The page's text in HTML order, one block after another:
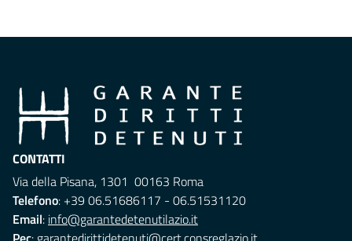
CONTATTI
Via della Pisana, 1301 00163 Roma
Telefono: +39 06.51686117 - 06.51531120
Email: info@garantedetenutilazio.it